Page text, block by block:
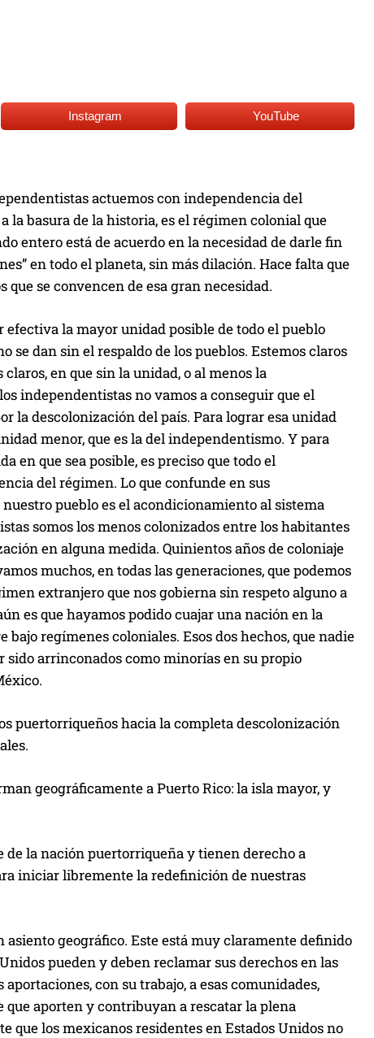
Instagram YouTube
actuemos con independencia del
la basura de la historia, es el régimen colonial que
entero está de acuerdo en la necesidad de darle fin
en todo el planeta, sin más dilación. Hace falta que
se convencen de esa gran necesidad.
efectiva la mayor unidad posible de todo el pueblo
se dan sin el respaldo de los pueblos. Estemos claros
en que sin la unidad, o al menos la
independentistas no vamos a conseguir que el
la descolonización del país. Para lograr esa unidad
menor, que es la del independentismo. Y para
en que sea posible, es preciso que todo el
del régimen. Lo que confunde en sus
pueblo es el acondicionamiento al sistema
somos los menos colonizados entre los habitantes
en alguna medida. Quinientos años de coloniaje
muchos, en todas las generaciones, que podemos
extranjero que nos gobierna sin respeto alguno a
es que hayamos podido cuajar una nación en la
regímenes coloniales. Esos dos hechos, que nadie
sido arrinconados como minorías en su propio
puertorriqueños hacia la completa descolonización
geográficamente a Puerto Rico: la isla mayor, y
de la nación puertorriqueña y tienen derecho a
iniciar libremente la redefinición de nuestras
geográfico. Este está muy claramente definido
pueden y deben reclamar sus derechos en las
con su trabajo, a esas comunidades,
aporten y contribuyan a rescatar la plena
que los mexicanos residentes en Estados Unidos no